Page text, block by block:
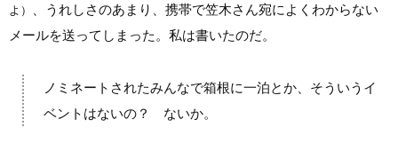
よ）
、うれしさのあまり、携帯で笠木さん宛によくわからない
メールを送ってしまった。私は書いたのだ。
ノミネートされたみんなで箱根に一泊とか、そういうイ
ベントはないの？ ないか。